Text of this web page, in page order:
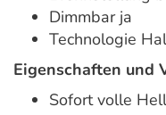
Dimmbar ja
Technologie
Eigenschaften und
Sofort volle